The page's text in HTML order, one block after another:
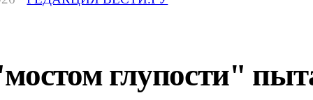
глупости"